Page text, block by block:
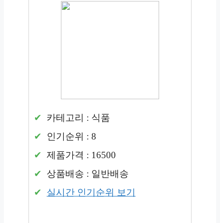
카테고리 : 식품
인기순위 : 8
제품가격 : 16500
상품배송 : 일반배송
실시간 인기순위 보기